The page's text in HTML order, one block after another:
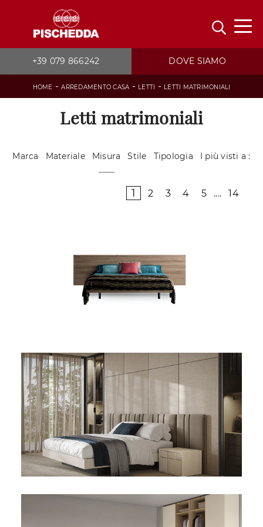
+39 079 866242 DOVE SIAMO
HOME -ARREDAMENTO CASA - LETTI - LETTI MATRIMONIALI
Letti matrimoniali
Marca Materiale Misura Stile Tipologia I più visti a :
1 2 3 4 5 .... 14